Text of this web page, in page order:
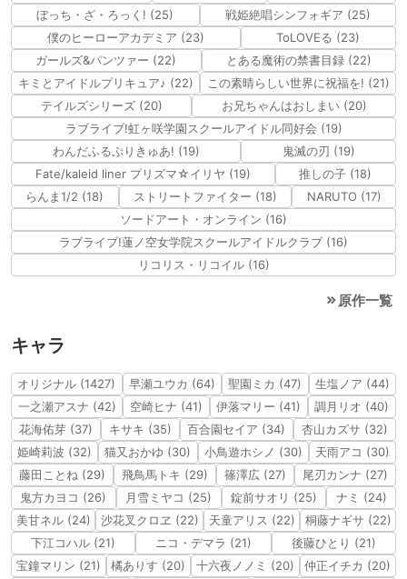
ぼっち・ざ・ろっく! (25)
戦姫絶唱シンフォギア (25)
僕のヒーローアカデミア (23)
ToLOVEる (23)
ガールズ&パンツァー (22)
とある魔術の禁書目録 (22)
キミとアイドルプリキュア♪ (22)
この素晴らしい世界に祝福を! (21)
テイルズシリーズ (20)
お兄ちゃんはおしまい (20)
ラブライブ!虹ヶ咲学園スクールアイドル同好会 (19)
わんだふるぷりきゅあ! (19)
鬼滅の刃 (19)
Fate/kaleid liner プリズマ☆イリヤ (19)
推しの子 (18)
らんま1/2 (18)
ストリートファイター (18)
NARUTO (17)
ソードアート・オンライン (16)
ラブライブ!蓮ノ空女学院スクールアイドルクラブ (16)
リコリス・リコイル (16)
原作一覧
キャラ
オリジナル (1427) 早瀬ユウカ (64) 聖園ミカ (47)
生塩ノア (44)
一之瀬アスナ (42)
空崎ヒナ (41) 伊落マリー (41)
調月リオ (40)
花海佑芽 (37)
キサキ (35) 百合園セイア (34)
杏山カズサ (32)
姫崎莉波 (32)
猫又おかゆ (30) 小鳥遊ホシノ (30)
天雨アコ (30)
藤田ことね (29)
飛鳥馬トキ (29) 篠澤広 (27)
尾刃カンナ (27)
鬼方カヨコ (26)
月雪ミヤコ (25) 錠前サオリ (25)
ナミ (24)
美甘ネル (24)
沙花叉クロヱ (22) 天童アリス (22)
桐藤ナギサ (22)
下江コハル (21)
ニコ・デマラ (21)
後藤ひとり (21)
宝鐘マリン (21)
橘ありす (20) 十六夜ノノミ (20)
仲正イチカ (20)